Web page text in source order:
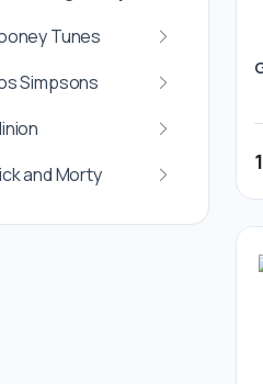
Tunes
Simpsons
and Morty